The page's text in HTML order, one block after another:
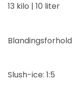
13 kilo | 10 liter
Blandingsforhold
Slush-ice: 1:5